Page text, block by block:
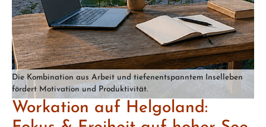
Die Kombination aus Arbeit und tiefenentspanntem Inselleben
fördert Motivation und Produktivität.
Workation auf Helgoland: